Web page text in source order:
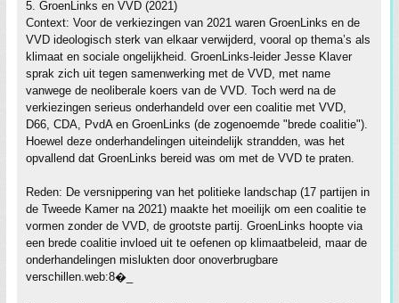
5. GroenLinks en VVD (2021)
Context: Voor de verkiezingen van 2021 waren GroenLinks en de
VVD ideologisch sterk van elkaar verwijderd, vooral op thema’s als
klimaat en sociale ongelijkheid. GroenLinks-leider Jesse Klaver
sprak zich uit tegen samenwerking met de VVD, met name
vanwege de neoliberale koers van de VVD. Toch werd na de
verkiezingen serieus onderhandeld over een coalitie met VVD,
D66, CDA, PvdA en GroenLinks (de zogenoemde "brede coalitie").
Hoewel deze onderhandelingen uiteindelijk strandden, was het
opvallend dat GroenLinks bereid was om met de VVD te praten.
Reden: De versnippering van het politieke landschap (17 partijen in
de Tweede Kamer na 2021) maakte het moeilijk om een coalitie te
vormen zonder de VVD, de grootste partij. GroenLinks hoopte via
een brede coalitie invloed uit te oefenen op klimaatbeleid, maar de
onderhandelingen mislukten door onoverbrugbare
verschillen.web:8�_